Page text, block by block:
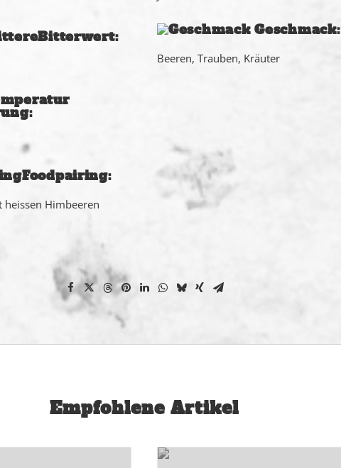
Bitterwert:
Foodpairing:
heissen Himbeeren
Geschmack:
Beeren, Trauben, Kräuter
Empfohlene Artikel